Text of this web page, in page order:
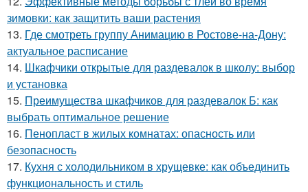
зимовки: как защитить ваши растения
13. Где смотреть группу Анимацию в Ростове-на-Дону:
актуальное расписание
14. Шкафчики открытые для раздевалок в школу: выбор
и установка
15. Преимущества шкафчиков для раздевалок Б: как
выбрать оптимальное решение
16. Пенопласт в жилых комнатах: опасность или
безопасность
17. Кухня с холодильником в хрущевке: как объединить
функциональность и стиль